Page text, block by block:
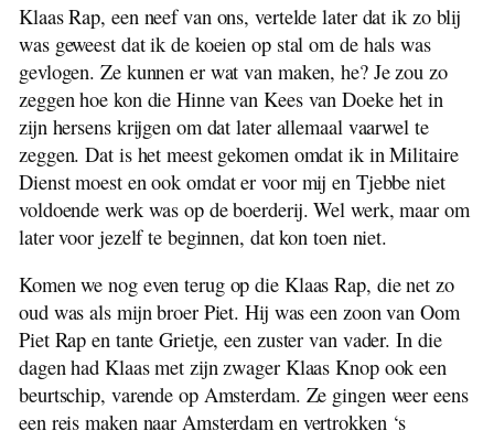
Klaas Rap, een neef van ons, vertelde later dat ik zo blij
was geweest dat ik de koeien op stal om de hals was
gevlogen. Ze kunnen er wat van maken, he? Je zou zo
zeggen hoe kon die Hinne van Kees van Doeke het in
zijn hersens krijgen om dat later allemaal vaarwel te
zeggen. Dat is het meest gekomen omdat ik in Militaire
Dienst moest en ook omdat er voor mij en Tjebbe niet
voldoende werk was op de boerderij. Wel werk, maar om
later voor jezelf te beginnen, dat kon toen niet.
Komen we nog even terug op die Klaas Rap, die net zo
oud was als mijn broer Piet. Hij was een zoon van Oom
Piet Rap en tante Grietje, een zuster van vader. In die
dagen had Klaas met zijn zwager Klaas Knop ook een
beurtschip, varende op Amsterdam. Ze gingen weer eens
een reis maken naar Amsterdam en vertrokken ‘s